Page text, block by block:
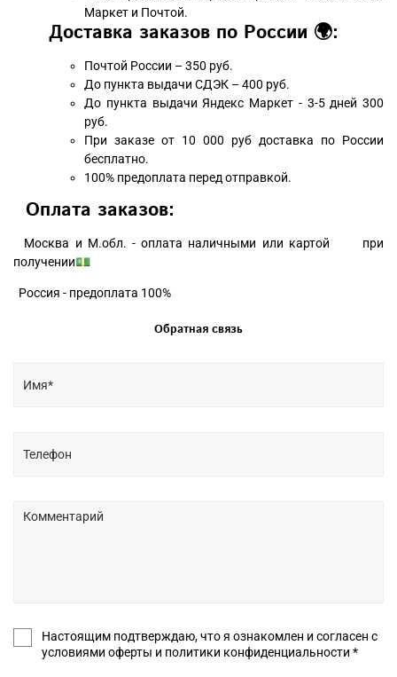
Маркет и Почтой.
Доставка заказов по России 🌍:
Почтой России – 350 руб.
До пункта выдачи СДЭК – 400 руб.
До пункта выдачи Яндекс Маркет - 3-5 дней 300
руб.
При заказе от 10 000 руб доставка по России
бесплатно.
100% предоплата перед отправкой.
Оплата заказов:
Москва и М.обл. - оплата наличными или картой при
получении💵
Россия - предоплата 100%
Обратная связь
Настоящим подтверждаю, что я ознакомлен и согласен с
условиями оферты и политики конфиденциальности *